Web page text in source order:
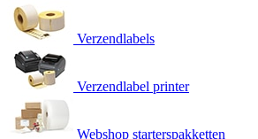
Verzendlabels
Verzendlabel printer
Webshop starterspakketten